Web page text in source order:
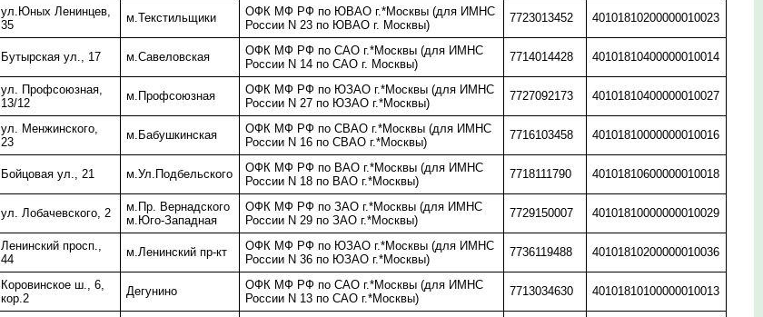
ул.Юных Ленинцев,
35
м.Текстильщики
ОФК МФ РФ по ЮВАО г.*Москвы (для ИМНС
России N 23 по ЮВАО г. Москвы)
7723013452 40101810200000010023
Бутырская ул., 17 м.Савеловская
ОФК МФ РФ по САО г.*Москвы (для ИМНС
России N 14 по САО г. Москвы)
7714014428 40101810400000010014
ул. Профсоюзная,
13/12
м.Профсоюзная
ОФК МФ РФ по ЮЗАО г.*Москвы (для ИМНС
России N 27 по ЮЗАО г.*Москвы)
7727092173 40101810400000010027
ул. Менжинского,
23
м.Бабушкинская
ОФК МФ РФ по СВАО г.*Москвы (для ИМНС
России N 16 по СВАО г.*Москвы)
7716103458 40101810000000010016
Бойцовая ул., 21 м.Ул.Подбельского
ОФК МФ РФ по ВАО г.*Москвы (для ИМНС
России N 18 по ВАО г.*Москвы)
7718111790 40101810600000010018
ул. Лобачевского, 2
м.Пр. Вернадского
м.Юго-Западная
ОФК МФ РФ по ЗАО г.*Москвы (для ИМНС
России N 29 по ЗАО г.*Москвы)
7729150007 40101810000000010029
Ленинский просп.,
44
м.Ленинский пр-кт
ОФК МФ РФ по ЮЗАО г.*Москвы (для ИМНС
России N 36 по ЮЗАО г.*Москвы)
7736119488 40101810200000010036
Коровинское ш., 6,
кор.2
Дегунино
ОФК МФ РФ по САО г.*Москвы (для ИМНС
России N 13 по САО г.*Москвы)
7713034630 40101810100000010013